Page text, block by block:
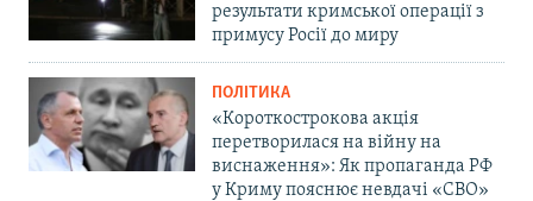
результати кримської операції з
примусу Росії до миру
ПОЛІТИКА
«Короткострокова акція
перетворилася на війну на
виснаження»: Як пропаганда РФ
у Криму пояснює невдачі «СВО»